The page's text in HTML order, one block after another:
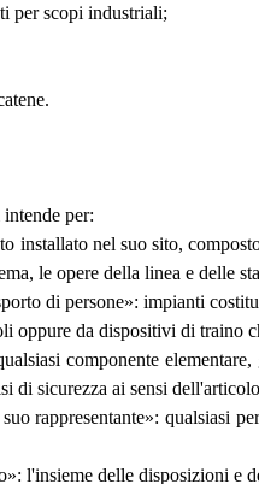
per scopi industriali;
per:
installato nel suo sito,
le opere della linea e delle
di persone»: impianti
oppure da dispositivi di traino
componente
di sicurezza ai sensi
rappresentante»: qualsiasi
l'insieme delle disposizioni e